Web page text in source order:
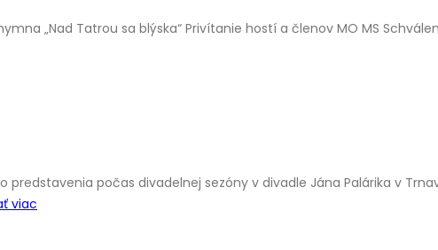
„Nad Tatrou sa blýska“ Privítanie hostí a členov MO MS
predstavenia počas divadelnej sezóny v divadle Jána Palárika v
viac